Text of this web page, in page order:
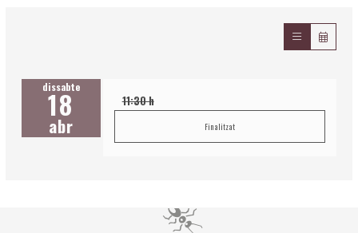
dissabte
18
abr
11:30 h
Finalitzat